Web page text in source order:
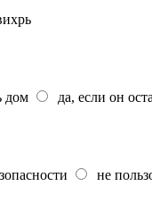
дом да, если он
не